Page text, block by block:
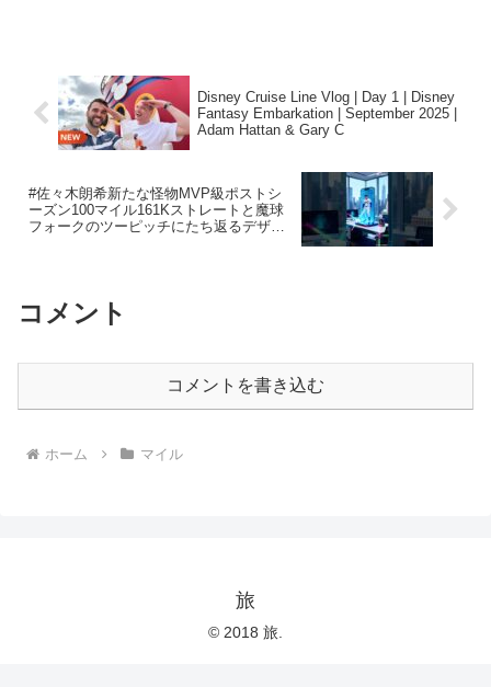
Disney Cruise Line Vlog | Day 1 | Disney
Fantasy Embarkation | September 2025 |
Adam Hattan & Gary C
#佐々木朗希新たな怪物MVP級ポストシ
ーズン100マイル161Kストレートと魔球
フォークのツーピッチにたち返るデザイ
コメント
コメントを書き込む
ホーム マイル
旅
© 2018 旅.